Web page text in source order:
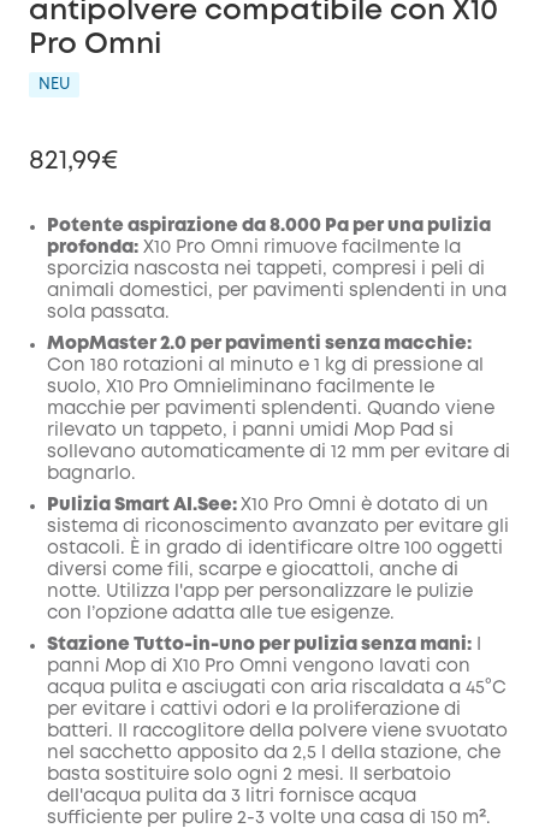
antipolvere compatibile con X10
Pro Omni
NEU
821,99€
di sconto
Codice:
COPIA
Potente aspirazione da 8.000 Pa per una pulizia
profonda: X10 Pro Omni rimuove facilmente la
sporcizia nascosta nei tappeti, compresi i peli di
animali domestici, per pavimenti splendenti in una
sola passata.
MopMaster 2.0 per pavimenti senza macchie:
Con 180 rotazioni al minuto e 1 kg di pressione al
suolo, X10 Pro Omnieliminano facilmente le
macchie per pavimenti splendenti. Quando viene
rilevato un tappeto, i panni umidi Mop Pad si
sollevano automaticamente di 12 mm per evitare di
bagnarlo.
Pulizia Smart AI.See: X10 Pro Omni è dotato di un
sistema di riconoscimento avanzato per evitare gli
ostacoli. È in grado di identificare oltre 100 oggetti
diversi come fili, scarpe e giocattoli, anche di
notte. Utilizza l'app per personalizzare le pulizie
con l’opzione adatta alle tue esigenze.
Stazione Tutto-in-uno per pulizia senza mani:
panni Mop di X10 Pro Omni vengono lavati con
acqua pulita e asciugati con aria riscaldata a 45°C
per evitare i cattivi odori e la proliferazione di
batteri. Il raccoglitore della polvere viene svuotato
nel sacchetto apposito da 2,5 l della stazione, che
basta sostituire solo ogni 2 mesi. Il serbatoio
dell'acqua pulita da 3 litri fornisce acqua
sufficiente per pulire 2-3 volte una casa di 150 m².